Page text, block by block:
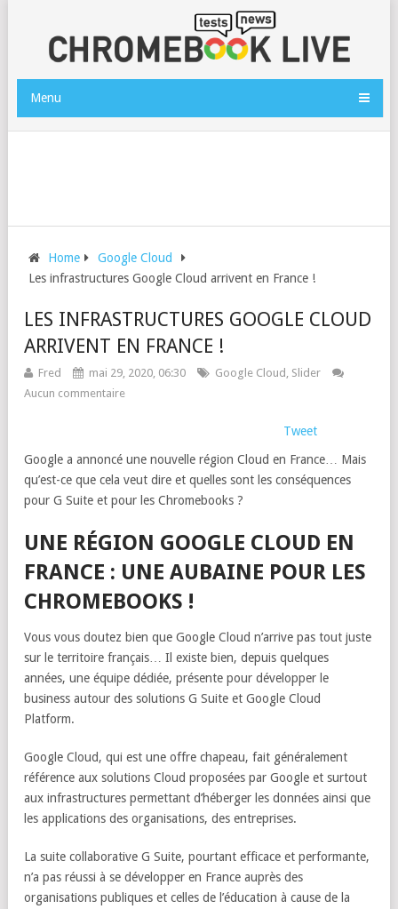
Menu
Home
Google Cloud
Les infrastructures Google Cloud arrivent en France !
LES INFRASTRUCTURES GOOGLE CLOUD
ARRIVENT EN FRANCE !
Fred mai 29, 2020, 06:30 Google Cloud , Slider
Aucun commentaire
Tweet
Google a annoncé une nouvelle région Cloud en France… Mais
qu’est-ce que cela veut dire et quelles sont les conséquences
pour G Suite et pour les Chromebooks ?
UNE RÉGION GOOGLE CLOUD EN
FRANCE : UNE AUBAINE POUR LES
CHROMEBOOKS !
Vous vous doutez bien que Google Cloud n’arrive pas tout juste
sur le territoire français… Il existe bien, depuis quelques
années, une équipe dédiée, présente pour développer le
business autour des solutions G Suite et Google Cloud
Platform.
Google Cloud, qui est une offre chapeau, fait généralement
référence aux solutions Cloud proposées par Google et surtout
aux infrastructures permettant d’héberger les données ainsi que
les applications des organisations, des entreprises.
La suite collaborative G Suite, pourtant efficace et performante,
n’a pas réussi à se développer en France auprès des
organisations publiques et celles de l’éducation à cause de la